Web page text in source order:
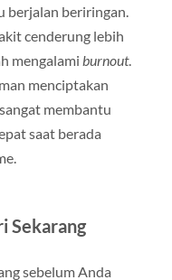
berjalan beriringan.
cenderung lebih
mengalami burnout.
menciptakan
membantu
saat berada
Sekarang
sebelum Anda